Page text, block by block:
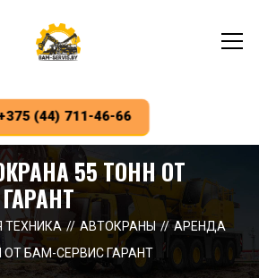
(44) 711-46-66
55 ТОНН ОТ
ТЕХНИКА АВТОКРАНЫ
АРЕНДА
БАМ-СЕРВИС ГАРАНТ